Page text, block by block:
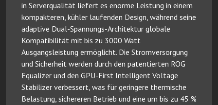
in Serverqualität liefert es enorme Leistung in einem
kompakteren, kühler laufenden Design, während seine
adaptive Dual-Spannungs-Architektur globale
Kompatibilität mit bis zu 3000 Watt
Ausgangsleistung ermöglicht. Die Stromversorgung
und Sicherheit werden durch den patentierten ROG
Equalizer und den GPU-First Intelligent Voltage
Stabilizer verbessert, was für geringere thermische
Belastung, sichereren Betrieb und eine um bis zu 45 %